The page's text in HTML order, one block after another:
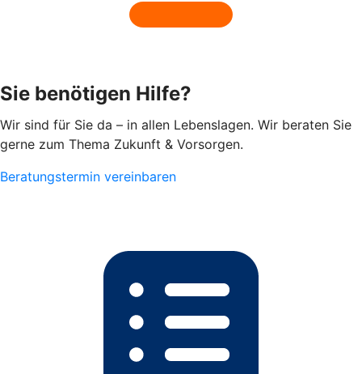
Sie benötigen Hilfe?
Wir sind für Sie da – in allen Lebenslagen. Wir beraten Sie
gerne zum Thema Zukunft & Vorsorgen.
Beratungstermin vereinbaren